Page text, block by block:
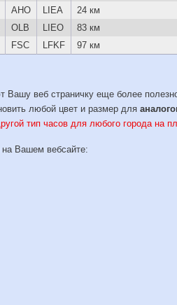
AHO LIEA
24 км
OLB LIEO
83 км
FSC LFKF 97 км
Вашу веб страничку еще более
любой цвет и размер для
тип часов для любого города на
на Вашем вебсайте: